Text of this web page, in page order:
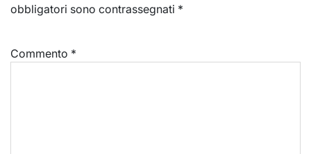
obbligatori sono contrassegnati *
Commento *